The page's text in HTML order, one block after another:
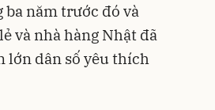
năm trước đó và
và nhà hàng Nhật đã
lớn dân số yêu thích